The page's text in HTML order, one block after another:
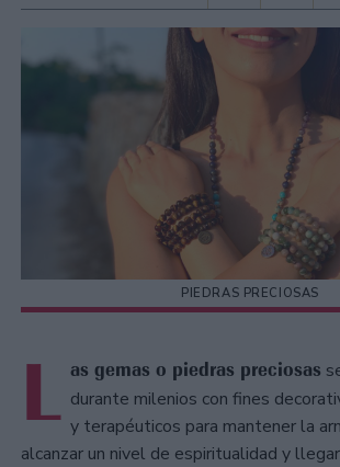
PIEDRAS PRECIOSAS
L as gemas o piedras preciosas
durante milenios con fines
y terapéuticos para mantener la
alcanzar un nivel de espiritualidad y